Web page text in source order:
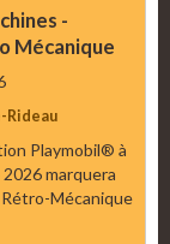
-
Mécanique
Rideau
Playmobil® à
marquera
Mécanique